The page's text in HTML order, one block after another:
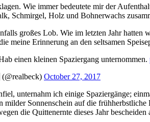
Wie immer bedeutete mir der
Schmirgel, Holz und Bohnerwachs
großes Lob. Wie im letzten Jahr
meine Erinnerung an den seltsamen
einen kleinen Spaziergang unternommen.
October 27, 2017
unternahm ich einige Spaziergänge;
milder Sonnenschein auf die
die Quittenernte dieses Jahr bescheiden